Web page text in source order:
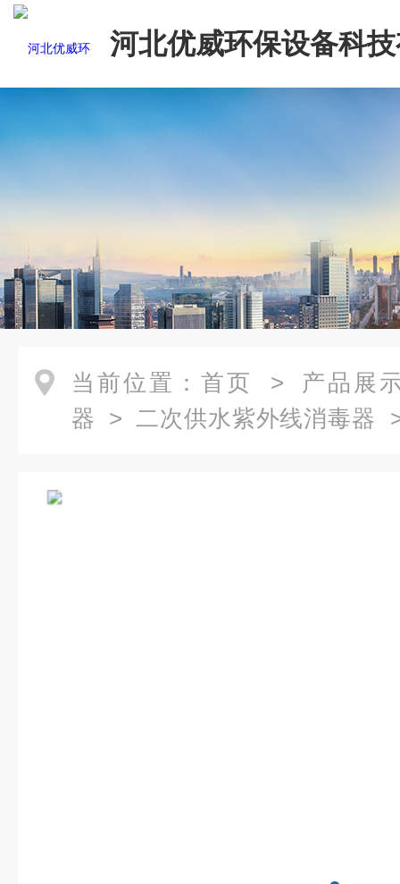
河北优威环保设备科
司
当前位置： 首页 > 产品展
器 > 二次供水紫外线消毒器